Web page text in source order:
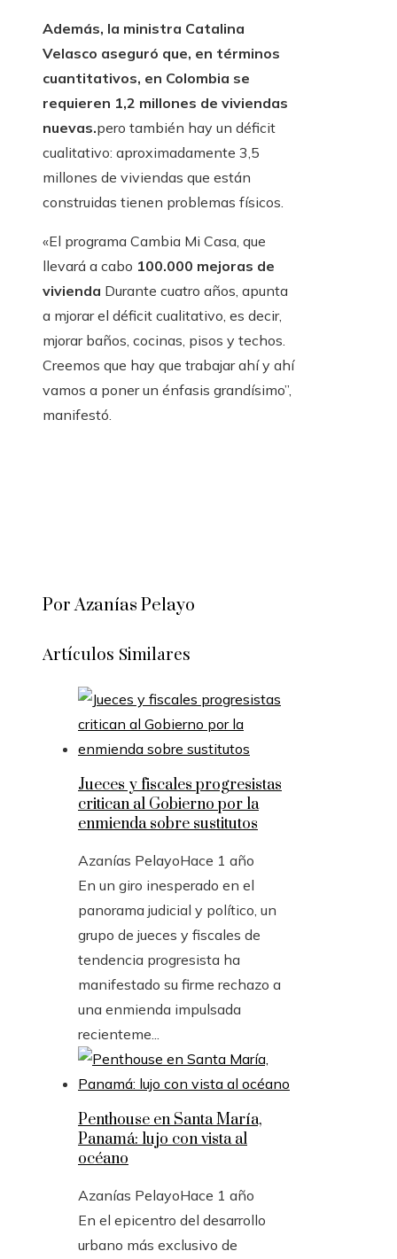
Además, la ministra Catalina
Velasco aseguró que, en términos
cuantitativos, en Colombia se
requieren 1,2 millones de viviendas
nuevas.pero también hay un déficit
cualitativo: aproximadamente 3,5
millones de viviendas que están
construidas tienen problemas físicos.
«El programa Cambia Mi Casa, que
llevará a cabo 100.000 mejoras de
vivienda Durante cuatro años, apunta
a mjorar el déficit cualitativo, es decir,
mjorar baños, cocinas, pisos y techos.
Creemos que hay que trabajar ahí y ahí
vamos a poner un énfasis grandísimo”,
manifestó.
Por Azanías Pelayo
Artículos Similares
Jueces y fiscales progresistas
critican al Gobierno por la
enmienda sobre sustitutos
Azanías PelayoHace 1 año
En un giro inesperado en el
panorama judicial y político, un
grupo de jueces y fiscales de
tendencia progresista ha
manifestado su firme rechazo a
una enmienda impulsada
recienteme...
Penthouse en Santa María,
Panamá: lujo con vista al
océano
Azanías PelayoHace 1 año
En el epicentro del desarrollo
urbano más exclusivo de